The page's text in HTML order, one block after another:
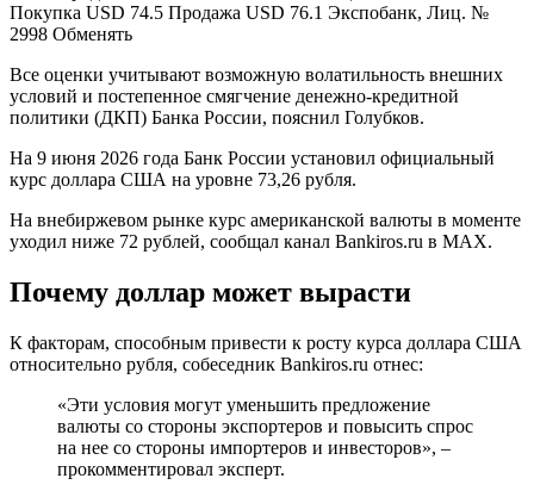
Покупка USD 74.5 Продажа USD 76.1 Экспобанк, Лиц. №
2998 Обменять
Все оценки учитывают возможную волатильность внешних
условий и постепенное смягчение денежно-кредитной
политики (ДКП) Банка России, пояснил Голубков.
На 9 июня 2026 года Банк России установил официальный
курс доллара США на уровне 73,26 рубля.
На внебиржевом рынке курс американской валюты в моменте
уходил ниже 72 рублей, сообщал канал Bankiros.ru в MAX.
Почему доллар может вырасти
К факторам, способным привести к росту курса доллара США
относительно рубля, собеседник Bankiros.ru отнес:
«Эти условия могут уменьшить предложение
валюты со стороны экспортеров и повысить спрос
на нее со стороны импортеров и инвесторов», –
прокомментировал эксперт.